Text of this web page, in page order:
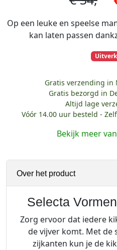
Op een leuke en speelse
kan laten passen
Gratis verzending in
Gratis bezorgd in
Altijd lage
Vóór 14.00 uur besteld -
Bekijk meer
Over het product
Selecta
Zorg ervoor dat iedere
de vijver komt. Met de
zijkanten kun je de